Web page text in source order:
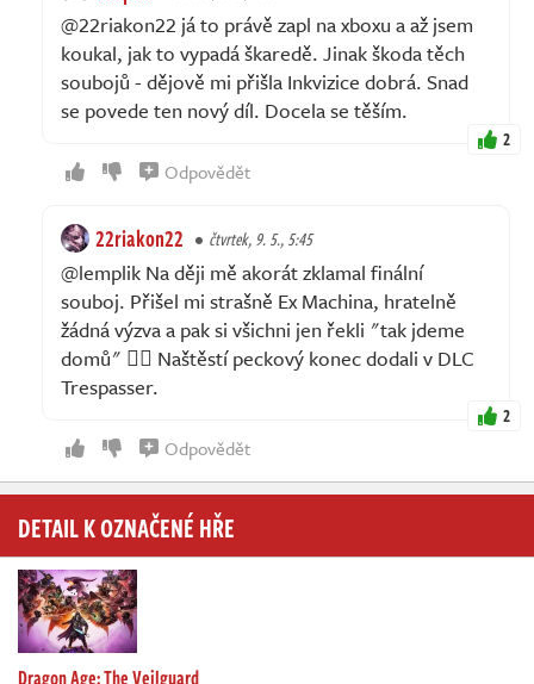
@22riakon22 já to právě zapl na xboxu a až jsem
koukal, jak to vypadá škaredě. Jinak škoda těch
soubojů - dějově mi přišla Inkvizice dobrá. Snad
se povede ten nový díl. Docela se těším.
2
Odpovědět
22riakon22 čtvrtek, 9. 5., 5:45
@lemplik Na ději mě akorát zklamal finální
souboj. Přišel mi strašně Ex Machina, hratelně
žádná výzva a pak si všichni jen řekli "tak jdeme
domů" 🤦‍♀ Naštěstí peckový konec dodali v DLC
Trespasser.
2
Odpovědět
DETAIL K OZNAČENÉ HŘE
Dragon Age: The Veilguard